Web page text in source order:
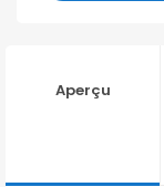
Aperçu